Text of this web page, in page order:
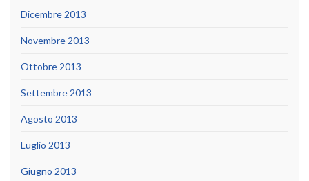
Dicembre 2013
Novembre 2013
Ottobre 2013
Settembre 2013
Agosto 2013
Luglio 2013
Giugno 2013